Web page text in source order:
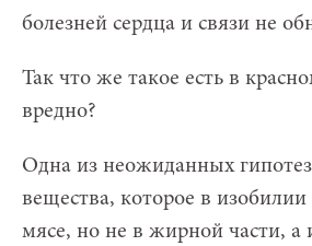
болезней сердца и связи не
Так что же такое есть в
вредно?
Одна из неожиданных гипотез
вещества, которое в изобилии
мясе, но не в жирной части, а